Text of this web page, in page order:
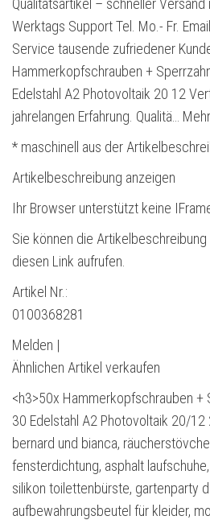
Qualitätsartikel – schneller Versand
Werktags Support Tel. Mo.- Fr.
Service tausende zufriedener
Hammerkopfschrauben +
Edelstahl A2 Photovoltaik 20 12
jahrelangen Erfahrung. Qualitä… Mehr
* maschinell aus der
Artikelbeschreibung anzeigen
Ihr Browser unterstützt keine
Sie können die
diesen Link aufrufen.
Artikel Nr.:
0100368281
Melden |
Ähnlichen Artikel verkaufen
<h3>50x Hammerkopfschrauben +
30 Edelstahl A2 Photovoltaik 20/12
bernard und bianca,
fensterdichtung, asphalt
silikon toilettenbürste, gartenparty
aufbewahrungsbeutel für kleider,